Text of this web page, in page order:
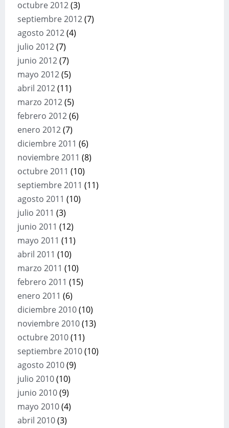
octubre 2012(3)
septiembre 2012(7)
agosto 2012(4)
julio 2012(7)
junio 2012(7)
mayo 2012(5)
abril 2012(11)
marzo 2012(5)
febrero 2012(6)
enero 2012(7)
diciembre 2011 (6)
noviembre 2011 (8)
octubre 2011 (10)
septiembre 2011 (11)
agosto 2011 (10)
julio 2011 (3)
junio 2011 (12)
mayo 2011 (11)
abril 2011 (10)
marzo 2011 (10)
febrero 2011 (15)
enero 2011 (6)
diciembre 2010(10)
noviembre 2010(13)
octubre 2010(11)
septiembre 2010(10)
agosto 2010(9)
julio 2010(10)
junio 2010(9)
mayo 2010(4)
abril 2010(3)